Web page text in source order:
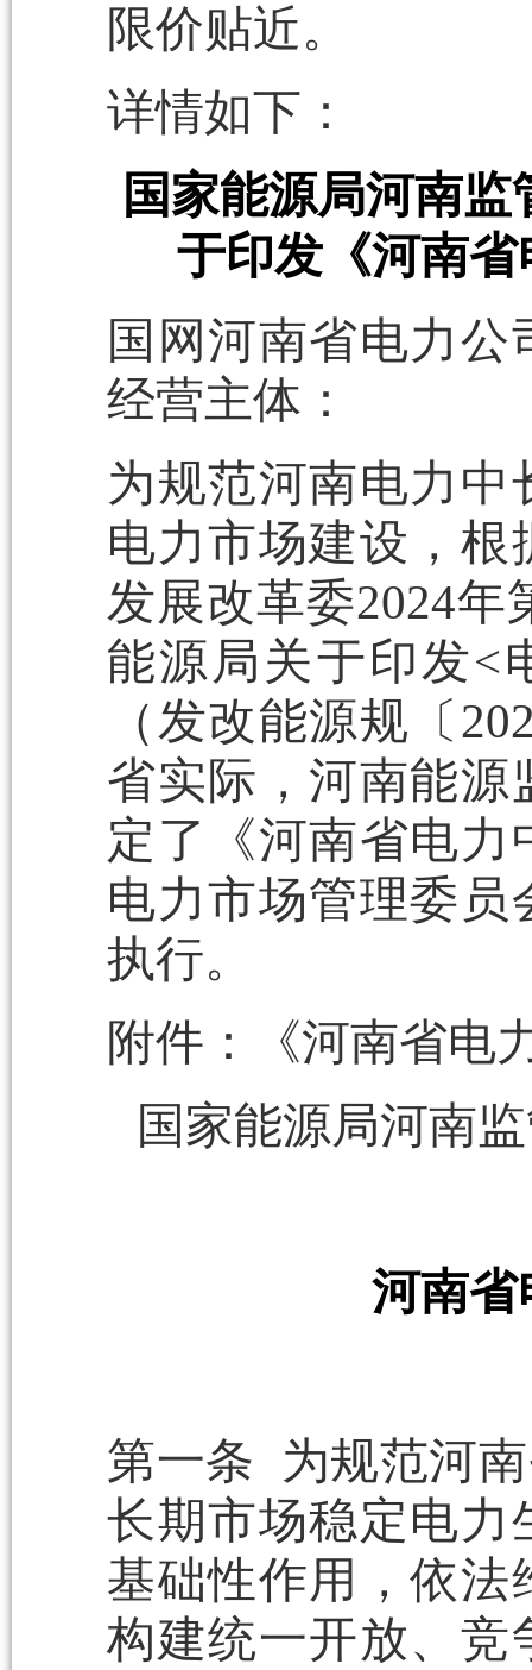
限价贴近。
详情如下：
国家能源局河南
于印发《河南
国网河南省电力
经营主体：
为规范河南电力
电力市场建设，
发展改革委2024
能源局关于印发<
（发改能源规〔
省实际，河南能源
定了《河南省电
电力市场管理委
执行。
附件：《河南省电
国家能源局河南
河南省
第一条 为规范河
长期市场稳定电力
基础性作用，依法
构建统一开放、竞